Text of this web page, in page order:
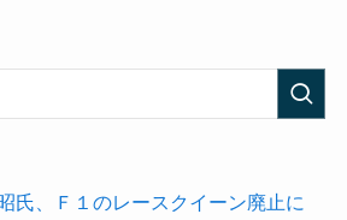
氏、Ｆ１のレースクイーン廃止に